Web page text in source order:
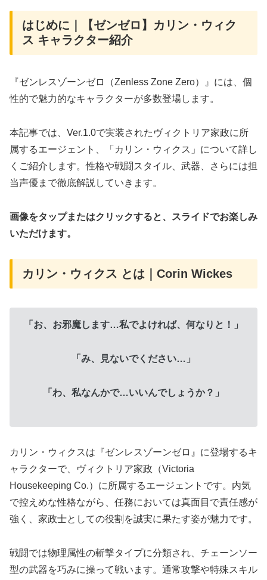
はじめに｜【ゼンゼロ】カリン・ウィク
ス キャラクター紹介
『ゼンレスゾーンゼロ（Zenless Zone Zero）』には、個
性的で魅力的なキャラクターが多数登場します。
本記事では、Ver.1.0で実装されたヴィクトリア家政に所
属するエージェント、「カリン・ウィクス」について詳し
くご紹介します。性格や戦闘スタイル、武器、さらには担
当声優まで徹底解説していきます。
画像をタップまたはクリックすると、スライドでお楽しみ
いただけます。
カリン・ウィクス とは｜Corin Wickes
「お、お邪魔します…私でよければ、何なりと！」
「み、見ないでください…」
「わ、私なんかで…いいんでしょうか？」
カリン・ウィクスは『ゼンレスゾーンゼロ』に登場するキ
ャラクターで、ヴィクトリア家政（Victoria
Housekeeping Co.）に所属するエージェントです。内気
で控えめな性格ながら、任務においては真面目で責任感が
強く、家政士としての役割を誠実に果たす姿が魅力です。
戦闘では物理属性の斬撃タイプに分類され、チェーンソー
型の武器を巧みに操って戦います。通常攻撃や特殊スキル